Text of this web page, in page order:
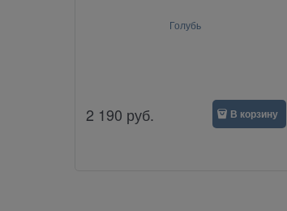
Голубь
2 190 руб. В корзину